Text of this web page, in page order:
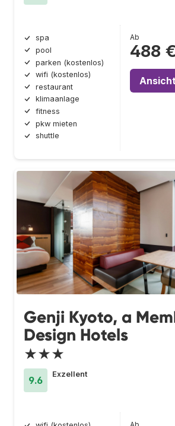
spa
pool
parken (kostenlos)
wifi (kostenlos)
restaurant
klimaanlage
fitness
pkw mieten
shuttle
Ab
488 €
Genji Kyoto, a
Design Hotels
★★★
9.6
Exzellent